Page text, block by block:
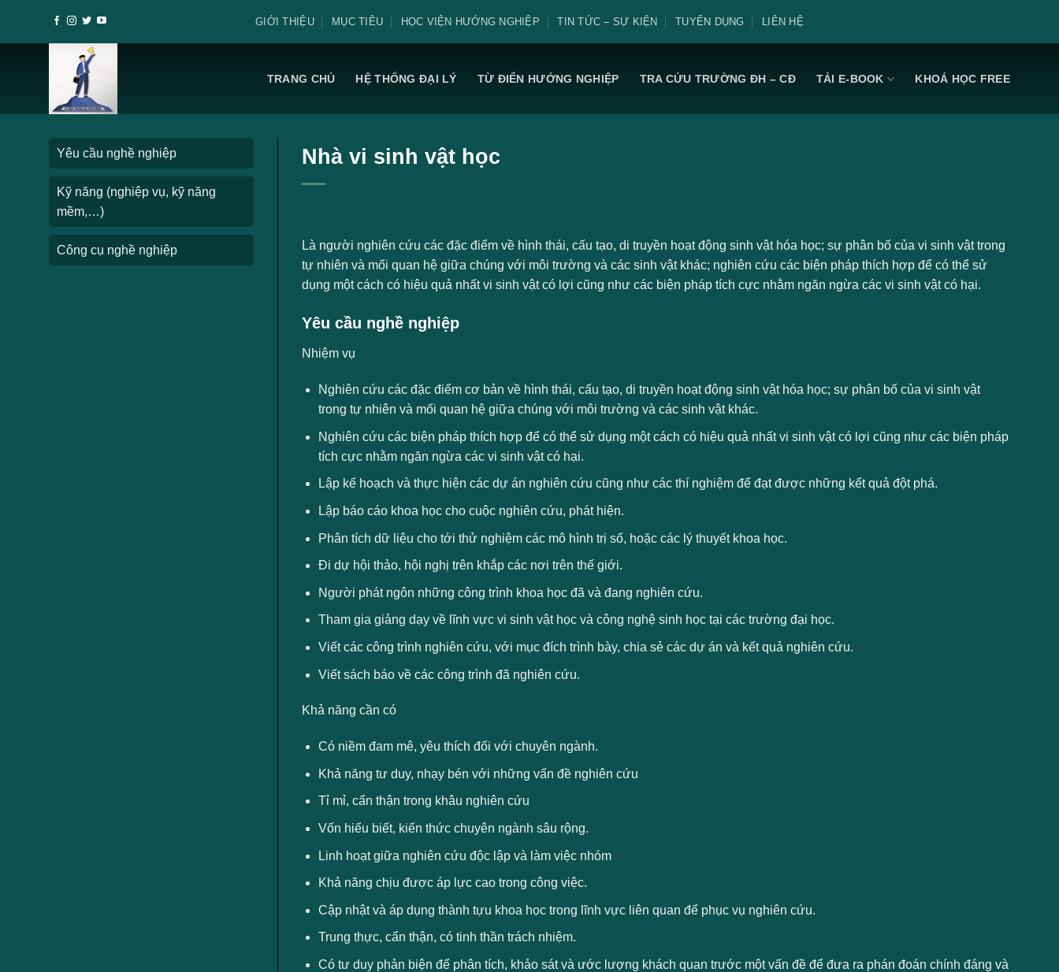
GIỚI THIỆU MỤC TIÊU HỌC VIỆN HƯỚNG NGHIỆP TIN TỨC – SỰ KIỆN TUYỂN DỤNG LIÊN HỆ
TRANG CHỦ HỆ THỐNG ĐẠI LÝ TỪ ĐIỂN HƯỚNG NGHIỆP TRA CỨU TRƯỜNG ĐH – CĐ TẢI E-BOOK KHOÁ HỌC FREE
Yêu cầu nghề nghiệp
Kỹ năng (nghiệp vụ, kỹ năng
mềm,…)
Công cụ nghề nghiệp
Nhà vi sinh vật học
Là người nghiên cứu các đặc điểm về hình thái, cấu tạo, di truyền hoạt động sinh vật hóa học; sự phân bố của vi sinh vật trong
tự nhiên và mối quan hệ giữa chúng với môi trường và các sinh vật khác; nghiên cứu các biện pháp thích hợp để có thể sử
dụng một cách có hiệu quả nhất vi sinh vật có lợi cũng như các biện pháp tích cực nhằm ngăn ngừa các vi sinh vật có hại.
Yêu cầu nghề nghiệp
Nhiệm vụ
Nghiên cứu các đặc điểm cơ bản về hình thái, cấu tạo, di truyền hoạt động sinh vật hóa học; sự phân bố của vi sinh vật
trong tự nhiên và mối quan hệ giữa chúng với môi trường và các sinh vật khác.
Nghiên cứu các biện pháp thích hợp để có thể sử dụng một cách có hiệu quả nhất vi sinh vật có lợi cũng như các biện pháp
tích cực nhằm ngăn ngừa các vi sinh vật có hại.
Lập kế hoạch và thực hiện các dự án nghiên cứu cũng như các thí nghiệm để đạt được những kết quả đột phá.
Lập báo cáo khoa học cho cuộc nghiên cứu, phát hiện.
Phân tích dữ liệu cho tới thử nghiệm các mô hình trị số, hoặc các lý thuyết khoa học.
Đi dự hội thảo, hội nghị trên khắp các nơi trên thế giới.
Người phát ngôn những công trình khoa học đã và đang nghiên cứu.
Tham gia giảng dạy về lĩnh vực vi sinh vật học và công nghệ sinh học tại các trường đại học.
Viết các công trình nghiên cứu, với mục đích trình bày, chia sẻ các dự án và kết quả nghiên cứu.
Viết sách báo về các công trình đã nghiên cứu.
Khả năng cần có
Có niềm đam mê, yêu thích đối với chuyên ngành.
Khả năng tư duy, nhạy bén với những vấn đề nghiên cứu
Tỉ mỉ, cẩn thận trong khâu nghiên cứu
Vốn hiểu biết, kiến thức chuyên ngành sâu rộng.
Linh hoạt giữa nghiên cứu độc lập và làm việc nhóm
Khả năng chịu được áp lực cao trong công việc.
Cập nhật và áp dụng thành tựu khoa học trong lĩnh vực liên quan để phục vụ nghiên cứu.
Trung thực, cẩn thận, có tinh thần trách nhiệm.
Có tư duy phản biện để phân tích, khảo sát và ước lượng khách quan trước một vấn đề để đưa ra phán đoán chính đáng và